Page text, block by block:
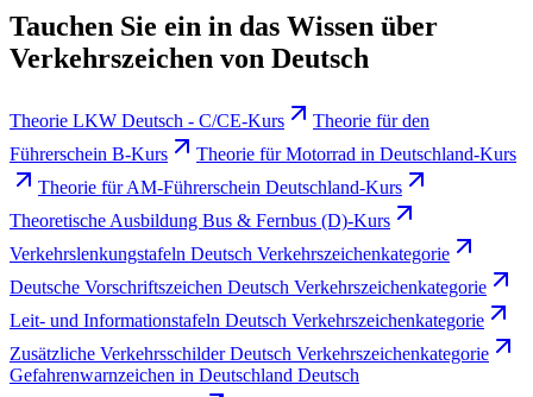
Tauchen Sie ein in das Wissen über
Verkehrszeichen von Deutsch
Theorie LKW Deutsch - C/CE-Kurs
Theorie für den
Führerschein B-Kurs
Theorie für Motorrad in Deutschland-Kurs
Theorie für AM-Führerschein Deutschland-Kurs
Theoretische Ausbildung Bus & Fernbus (D)-Kurs
Verkehrslenkungstafeln Deutsch Verkehrszeichenkategorie
Deutsche Vorschriftszeichen Deutsch Verkehrszeichenkategorie
Leit- und Informationstafeln Deutsch Verkehrszeichenkategorie
Zusätzliche Verkehrsschilder Deutsch Verkehrszeichenkategorie
Gefahrenwarnzeichen in Deutschland Deutsch